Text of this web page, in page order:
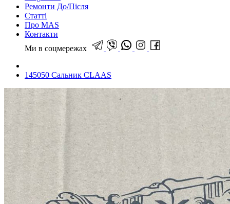
Ремонти До/Після
Статті
Про MAS
Контакти
Ми в соцмережах
145050 Сальник CLAAS